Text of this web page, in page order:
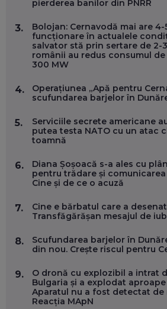
FOLOSEȘTI TEHNOLOGIA CA SĂ
EP. 57
ANDREI AVĂDANEI, BIT
EFICIENT VIAȚA ONLINE. ȘI
EP. 56
DOINA VÎLCEANU,
ÎNVAȚĂ AEO ȘI GEO!
EP. 55
OLIVIU MATEI, HOLISUN:
WASHINGTON, OCHELARI
EP. 54
VALENTIN VANCEA, CEO AL
PROCESE, DAR CE FACEM
INSTITUȚIILE STATULUI?
VOICU OPREAN (AROBS): CUM
GLOBALĂ, FĂRĂ SĂ PIERZI
pierderea banilor din PNRR
3.
Bolojan: Cernavodă mai are 4-
funcționare în actualele
salvator stă prin sertare de 2-
românii au redus consumul
300 MW
4.
Operațiunea „Apă pentru
scufundarea barjelor în
5.
Serviciile secrete americane
putea testa NATO cu un atac
toamnă
6.
Diana Șoșoacă s-a ales cu
pentru trădare și
Cine și de ce o acuză
7.
Cine e bărbatul care a
Transfăgărășan mesajul de
8.
Scufundarea barjelor în
din nou. Crește riscul pentru
9.
O dronă cu explozibil a intrat
Bulgaria și a explodat
Aparatul nu a fost detectat de
Reacția MApN